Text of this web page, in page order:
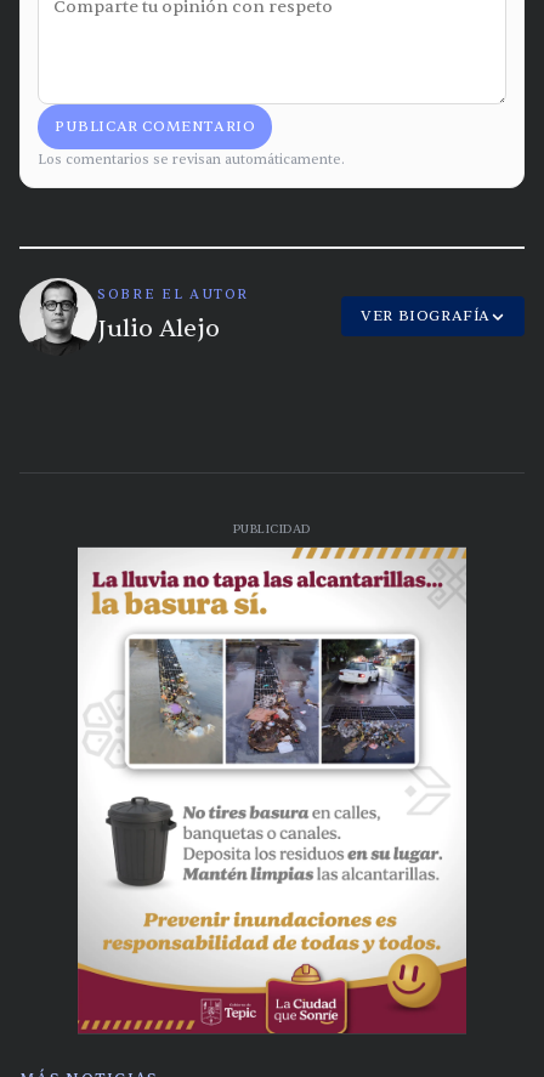
PUBLICAR COMENTARIO
Los comentarios se revisan automáticamente.
SOBRE EL AUTOR
Julio Alejo VER BIOGRAFÍA
PUBLICIDAD